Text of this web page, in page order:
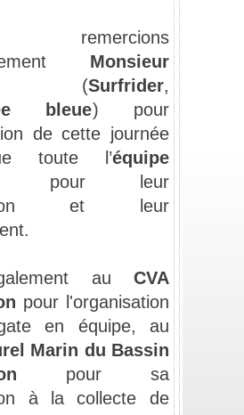
remercions
Monsieur
(Surfrider ,
bleue) pour
l’organisation de cette journée
toute l’équipe
pour leur
et leur
au CVA
pour l'organisation
de la régate en équipe, au
Marin du Bassin
pour sa
à la collecte de